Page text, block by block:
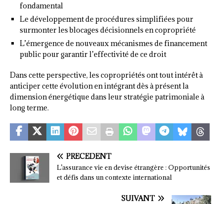
fondamental
Le développement de procédures simplifiées pour
surmonter les blocages décisionnels en copropriété
L’émergence de nouveaux mécanismes de financement
public pour garantir l’effectivité de ce droit
Dans cette perspective, les copropriétés ont tout intérêt à
anticiper cette évolution en intégrant dès à présent la
dimension énergétique dans leur stratégie patrimoniale à
long terme.
PRÉCÉDENT
L’assurance vie en devise étrangère : Opportunités
et défis dans un contexte international
SUIVANT